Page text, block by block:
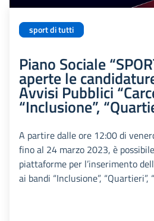
sport di tutti
Piano Sociale
aperte le
Avvisi Pubblici
“Inclusione”,
A partire dalle ore 12:00 di
fino al 24 marzo 2023, è
piattaforme per l’inserimento
ai bandi “Inclusione”, “Quartieri”,